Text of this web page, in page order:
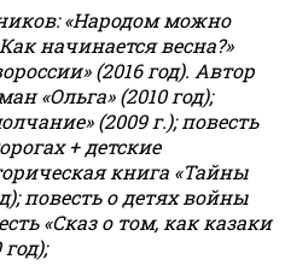
«Народом можно
начинается весна?»
(2016 год). Автор
«Ольга» (2010 год);
(2009 г.); повесть
+ детские
книга «Тайны
повесть о детях войны
«Сказ о том, как казаки